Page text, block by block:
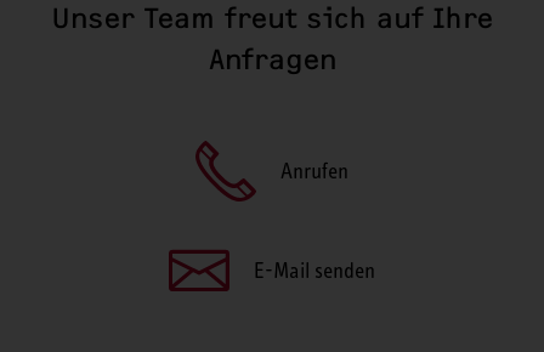
Unser Team freut sich auf Ihre
Anfragen
Anrufen
E-Mail senden